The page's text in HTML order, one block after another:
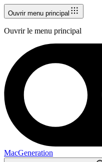
Ouvrir menu principal
Ouvrir le menu principal
MacGeneration